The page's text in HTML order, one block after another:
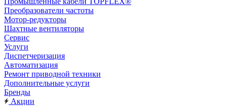
Преобразователи частоты
Мотор-редукторы
Шахтные вентиляторы
Сервис
Услуги
Диспетчеризация
Автоматизация
Ремонт приводной техники
Дополнительные услуги
Бренды
Акции